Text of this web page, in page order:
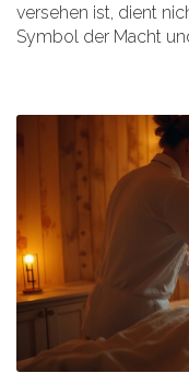
versehen ist, dient
Symbol der Macht
Objekt des
und des